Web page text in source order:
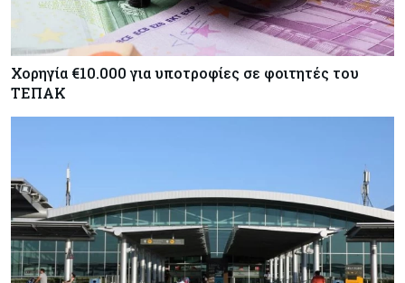
Χορηγία €10.000 για υποτροφίες σε φοιτητές του
ΤΕΠΑΚ